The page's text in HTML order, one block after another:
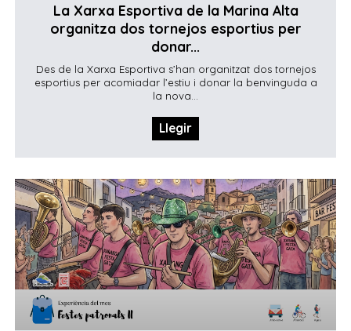
La Xarxa Esportiva de la Marina Alta
organitza dos tornejos esportius per
donar...
Des de la Xarxa Esportiva s’han organitzat dos tornejos
esportius per acomiadar l’estiu i donar la benvinguda a
la nova...
Llegir